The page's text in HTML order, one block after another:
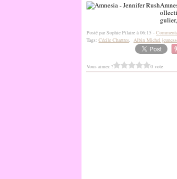
Posté par Sophie Pilaire à 06:15 -
Tags: Cécile Chartres, Albin Michel
Vous aimez ? 0 vote